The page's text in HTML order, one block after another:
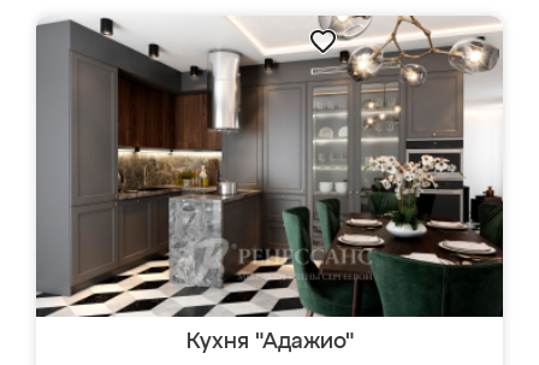
Кухня "Адажио"